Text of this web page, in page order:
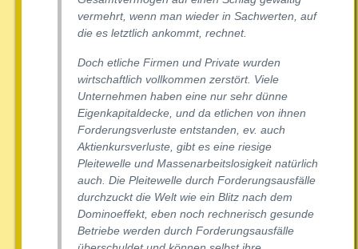
vermehrt, wenn man wieder in Sachwerten, auf
die es letztlich ankommt, rechnet.
Doch etliche Firmen und Private wurden
wirtschaftlich vollkommen zerstört. Viele
Unternehmen haben eine nur sehr dünne
Eigenkapitaldecke, und da etlichen von ihnen
Forderungsverluste entstanden, ev. auch
Aktienkursverluste, gibt es eine riesige
Pleitewelle und Massenarbeitslosigkeit natürlich
auch. Die Pleitewelle durch Forderungsausfälle
durchzuckt die Welt wie ein Blitz nach dem
Dominoeffekt, eben noch rechnerisch gesunde
Betriebe werden durch Forderungsausfälle